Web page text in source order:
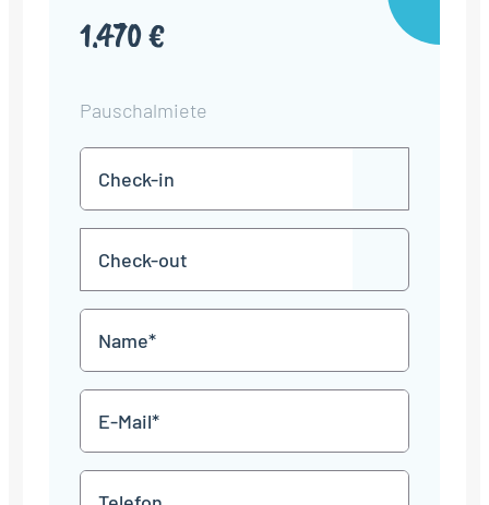
1.470 €
Pauschalmiete
in
TT
Punkt
MM
JJJJ
TT
Punkt
MM
JJJJ
Mail
*